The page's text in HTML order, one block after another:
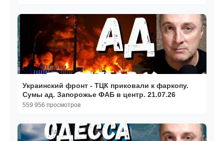
Украинский фронт - ТЦК приковали к фаркопу.
Сумы ад. Запорожье ФАБ в центр. 21.07.26
559 956 просмотров